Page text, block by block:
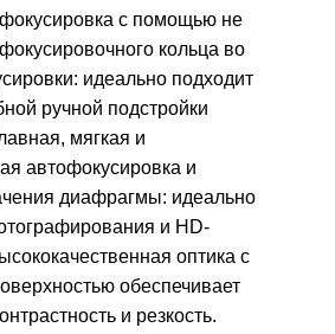
с помощью не
кольца во
идеально подходит
ручной подстройки
мягкая и
автофокусировка и
диафрагмы: идеально
и HD-
оптика с
обеспечивает
и резкость.